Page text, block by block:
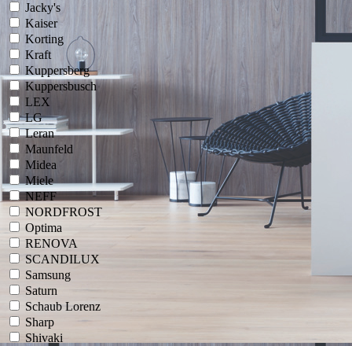
Jacky's
Kaiser
Korting
Kraft
Kuppersberg
Kuppersbusch
LEX
LG
Leran
Maunfeld
Midea
Miele
NEFF
NORDFROST
Optima
RENOVA
SCANDILUX
Samsung
Saturn
Schaub Lorenz
Sharp
Shivaki